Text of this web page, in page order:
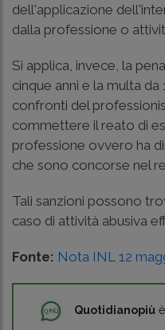
dell'applicazione
dalla professione o
Si applica, invece, la
cinque anni e la multa
confronti del
commettere il reato di
professione ovvero ha
che sono concorse nel
Tali sanzioni possono
caso di attività abusiva
Fonte: Nota INL 12
Quotidianopiù